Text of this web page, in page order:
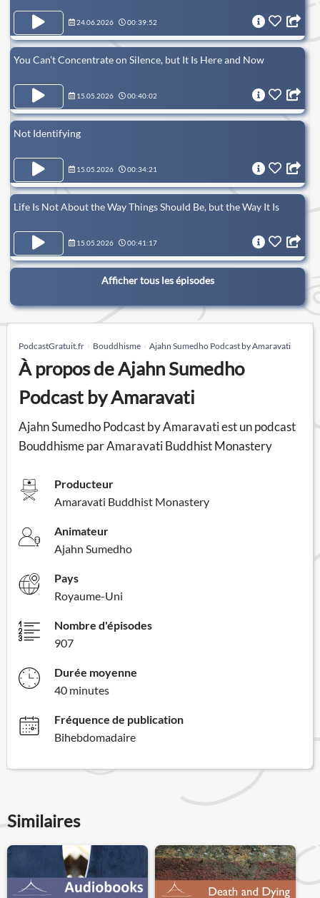
24.06.2026 00:39:52
You Can’t Concentrate on Silence, but It Is Here and Now
15.05.2026 00:40:02
Not Identifying
15.05.2026 00:34:21
Life Is Not About the Way Things Should Be, but the Way It Is
15.05.2026 00:41:17
Afficher tous les épisodes
PodcastGratuit.fr Bouddhisme Ajahn Sumedho Podcast by Amaravati
À propos de Ajahn Sumedho
Podcast by Amaravati
Ajahn Sumedho Podcast by Amaravati est un podcast
Bouddhisme par Amaravati Buddhist Monastery
Producteur
Amaravati Buddhist Monastery
Animateur
Ajahn Sumedho
Pays
Royaume-Uni
Nombre d'épisodes
907
Durée moyenne
40 minutes
Fréquence de publication
Bihebdomadaire
Similaires